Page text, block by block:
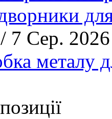
/ 7 Сер. 2026
металу